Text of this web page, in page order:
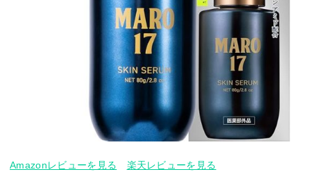
Amazonレビューを見る 楽天レビューを見る